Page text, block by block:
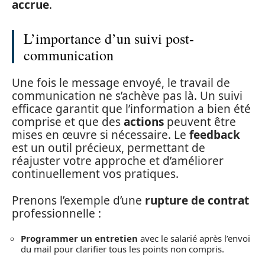
accrue.
L’importance d’un suivi post-
communication
Une fois le message envoyé, le travail de
communication ne s’achève pas là. Un suivi
efficace garantit que l’information a bien été
comprise et que desactions peuvent être
mises en œuvre si nécessaire. Le feedback
est un outil précieux, permettant de
réajuster votre approche et d’améliorer
continuellement vos pratiques.
Prenons l’exemple d’une rupture de contrat
professionnelle :
Programmer un entretien avec le salarié après l’envoi
du mail pour clarifier tous les points non compris.